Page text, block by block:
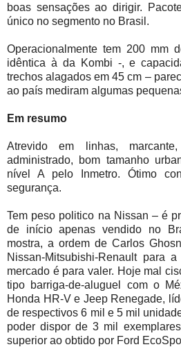
boas sensações ao dirigir.
único no segmento no Brasil.
Operacionalmente tem 200 mm
idêntica à da Kombi -, e
trechos alagados em 45 cm –
ao país mediram algumas
Em resumo
Atrevido em linhas,
administrado, bom tamanho
nível A pelo Inmetro. Ótimo
segurança.
Tem peso politico na Nissan – é
de início apenas vendido no
mostra, a ordem de Carlos
Nissan-Mitsubishi-Renault para
mercado é para valer. Hoje mal
tipo barriga-de-aluguel com o
Honda HR-V e Jeep Renegade,
de respectivos 6 mil e 5 mil
poder dispor de 3 mil
superior ao obtido por Ford